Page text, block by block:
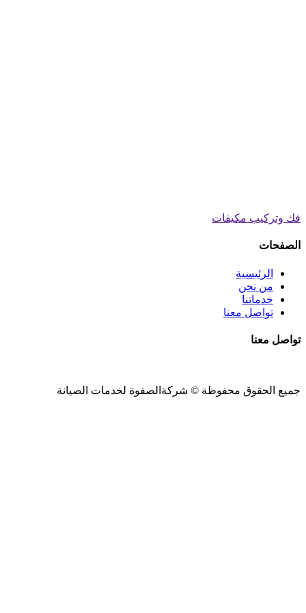
فك وتركيب مكيفات
الصفحات
الرئيسية
من نحن
خدماتنا
تواصل معنا
تواصل معنا
جميع الحقوق محفوظة © شركةالصفوة لخدمات الصيانة